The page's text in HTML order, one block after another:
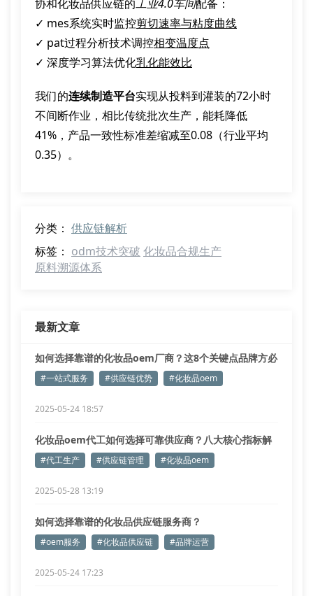
协和化妆品供应链的工业4.0车间配备：
✓ mes系统实时监控剪切速率与粘度曲线
✓ pat过程分析技术调控相变温度点
✓ 深度学习算法优化乳化能效比
我们的连续制造平台实现从投料到灌装的72小时
不间断作业，相比传统批次生产，能耗降低
41%，产品一致性标准差缩减至0.08（行业平均
0.35）。
分类： 供应链解析
标签： odm技术突破 化妆品合规生产
原料溯源体系
最新文章
如何选择靠谱的化妆品oem厂商？这8个关键点品牌方必
须知道！
#一站式服务 #供应链优势 #化妆品oem
2025-05-24 18:57
化妆品oem代工如何选择可靠供应商？八大核心指标解
析#代工生产 #供应链管理 #化妆品oem
2025-05-28 13:19
如何选择靠谱的化妆品供应链服务商？
#oem服务 #化妆品供应链 #品牌运营
2025-05-24 17:23